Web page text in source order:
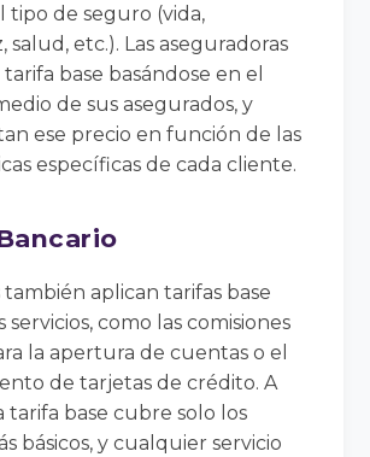
tipo de seguro (vida,
etc.). Las aseguradoras
base basándose en el
de sus asegurados, y
ese precio en función de las
específicas de cada cliente.
también aplican tarifas base
servicios, como las comisiones
la apertura de cuentas o el
de tarjetas de crédito. A
tarifa base cubre solo los
básicos, y cualquier servicio